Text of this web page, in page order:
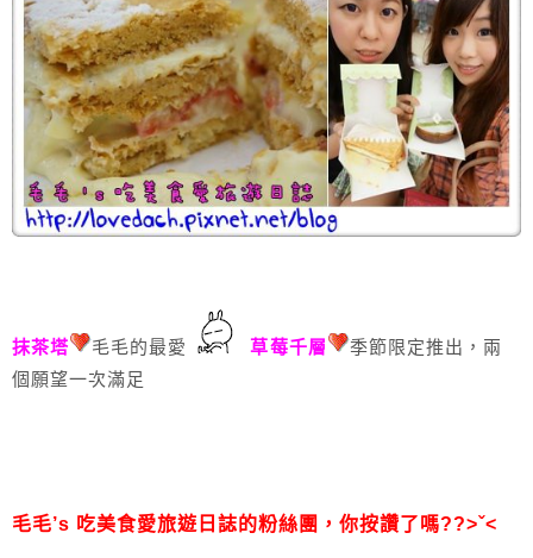
抹茶塔 毛毛的最愛 草莓千層
季節限定推出，兩
個願望一次滿足
毛毛’s 吃美食愛旅遊日誌的粉絲團， 你按讚了嗎??>ˇ<